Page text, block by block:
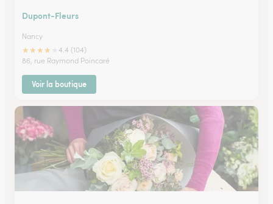
Dupont-Fleurs
Nancy
★★★★
4.4 (104)
86, rue Raymond Poincaré
Voir la boutique